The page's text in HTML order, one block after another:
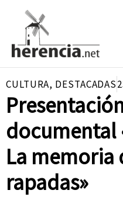
contenido
CULTURA, DESTACADAS
documental
La memoria
rapadas»